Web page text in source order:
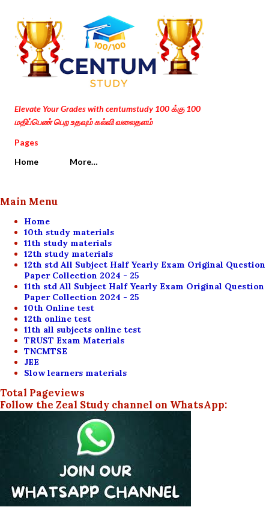
Skip to main content
Elevate Your Grades with centumstudy 100 க்கு 100
மதிப்பெண் பெற உதவும் கல்வி வலைதளம்
Pages
Home
More…
Main Menu
Home
10th study materials
11th study materials
12th study materials
12th std All Subject Half Yearly Exam Original Question
Paper Collection 2024 - 25
11th std All Subject Half Yearly Exam Original Question
Paper Collection 2024 - 25
10th Online test
12th online test
11th all subjects online test
TRUST Exam Materials
TNCMTSE
JEE
Slow learners materials
Total Pageviews
Follow the Zeal Study channel on WhatsApp: